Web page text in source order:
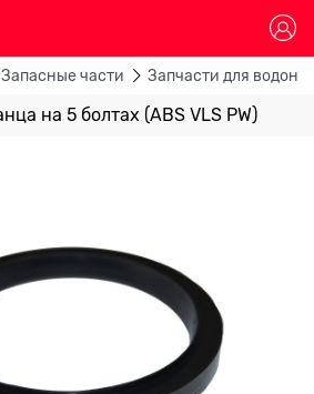
Запасные части Запчасти для
на 5 болтах (ABS VLS PW)